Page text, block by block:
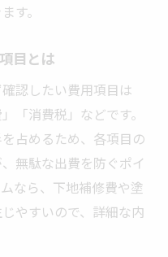
す。
目とは
認したい費用項目は
「消費税」などです。
占めるため、各項目の
無駄な出費を防ぐポイ
なら、下地補修費や塗
やすいので、詳細な内